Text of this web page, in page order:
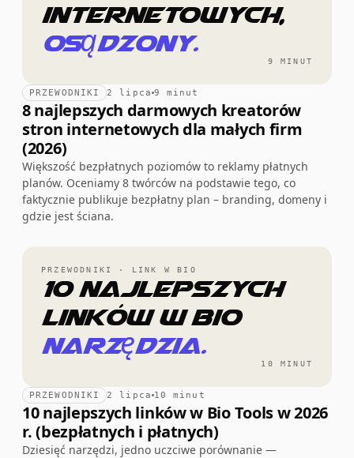
internetowych,
osądzony.
9 MINUT
PRZEWODNIKI 2 lipca 9 minut
8 najlepszych darmowych kreatorów
stron internetowych dla małych firm
(2026)
Większość bezpłatnych poziomów to reklamy płatnych
planów. Oceniamy 8 twórców na podstawie tego, co
faktycznie publikuje bezpłatny plan – branding, domeny i
gdzie jest ściana.
PRZEWODNIKI · LINK W BIO
10 najlepszych
linków w bio
narzędzia.
10 MINUT
PRZEWODNIKI 2 lipca 10 minut
10 najlepszych linków w Bio Tools w 2026
r. (bezpłatnych i płatnych)
Dziesięć narzędzi, jedno uczciwe porównanie —